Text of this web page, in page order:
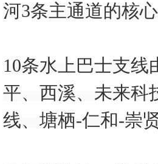
河3条主通道的核
10条水上巴士支
平、西溪、未来科
线、塘栖-仁和-崇